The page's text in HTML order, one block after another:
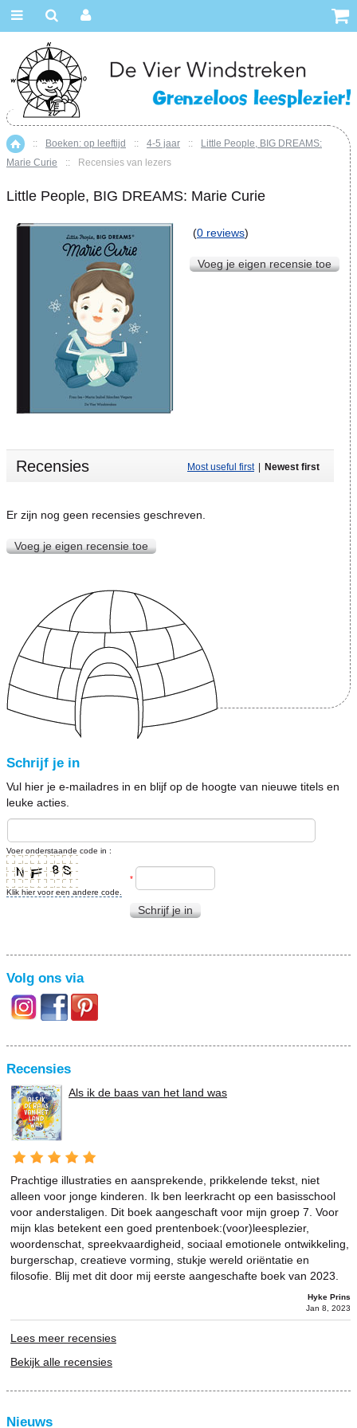
Home
:: Boeken: op leeftijd :: 4-5 jaar ::
Little People, BIG DREAMS:
Marie Curie
:: Recensies van lezers
Little People, BIG DREAMS: Marie Curie
(0 reviews)
Voeg je eigen recensie toe
Recensies Most useful first Newest first
Er zijn nog geen recensies geschreven.
Voeg je eigen recensie toe
Schrijf je in
Vul hier je e-mailadres in en blijf op de hoogte van nieuwe titels en
leuke acties.
Voer onderstaande code in :
Klik hier voor een andere code.
*
Schrijf je in
Volg ons via
Recensies
Als ik de baas van het land was
Prachtige illustraties en aansprekende, prikkelende tekst, niet
alleen voor jonge kinderen. Ik ben leerkracht op een basisschool
voor anderstaligen. Dit boek aangeschaft voor mijn groep 7. Voor
mijn klas betekent een goed prentenboek:(voor)leesplezier,
woordenschat, spreekvaardigheid, sociaal emotionele ontwikkeling,
burgerschap, creatieve vorming, stukje wereld oriëntatie en
filosofie. Blij met dit door mij eerste aangeschafte boek van 2023.
Hyke Prins
Jan 8, 2023
Lees meer recensies
Bekijk alle recensies
Nieuws